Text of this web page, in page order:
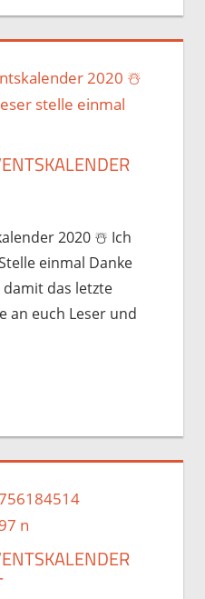
2020 ☃️️ Ich
einmal Danke
das letzte
an euch Leser und